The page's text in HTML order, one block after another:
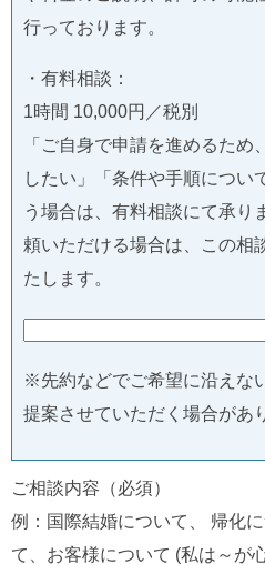
行っております。
・有料相談：
1時間 10,000円／税別
「ご自身で申請を進めるた
したい」「条件や手順につい
う場合は、有料相談にて承り
頼いただける場合は、この相
たします。
※先約などでご希望に沿えな
提案させていただく場合があ
ご相談内容（必須）
例：国際結婚について、 帰化
て、お客様について (私は～が